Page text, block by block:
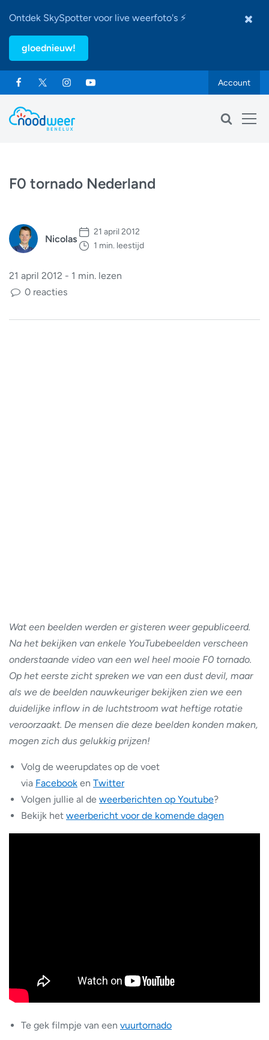
Ontdek SkySpotter voor live weerfoto's ⚡
gloednieuw!
Account
F0 tornado Nederland
Nicolas
21 april 2012
1 min. leestijd
21 april 2012 - 1 min. lezen
0 reacties
Wat een beelden werden er gisteren weer gepubliceerd.
Na het bekijken van enkele YouTubebeelden verscheen
onderstaande video van een wel heel mooie F0 tornado.
Op het eerste zicht spreken we van een dust devil, maar
als we de beelden nauwkeuriger bekijken zien we een
duidelijke inflow in de luchtstroom wat heftige rotatie
veroorzaakt. De mensen die deze beelden konden maken,
mogen zich dus gelukkig prijzen!
Volg de weerupdates op de voet
via Facebook en Twitter
Volgen jullie al de weerberichten op Youtube?
Bekijk het weerbericht voor de komende dagen
Te gek filmpje van een vuurtornado